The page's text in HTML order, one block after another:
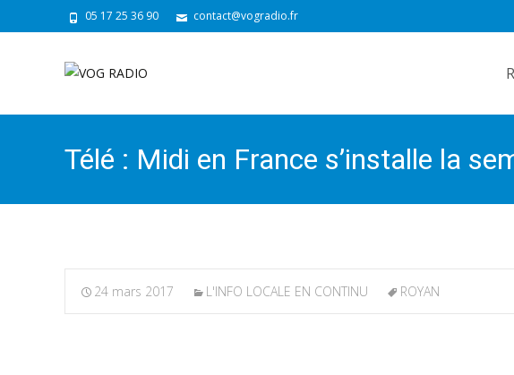
05 17 25 36 90 contact@vogradio.fr
Télé : Midi en France s’installe la
24 mars 2017 L'INFO LOCALE EN CONTINU ROYAN